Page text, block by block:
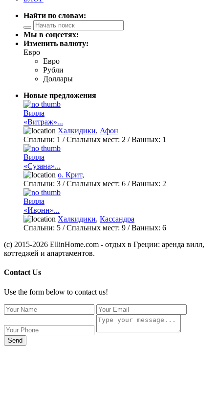
Найти по словам:
Мы в соцсетях:
Изменить валюту:
Евро
Евро
Рубли
Доллары
Новые предложения
Вилла
«Витраж»...
Халкидики, Афон
Спальни: 1 / Спальных мест: 2 /Ванных: 1
Вилла
«Сузана»...
о. Крит,
Спальни: 3 / Спальных мест: 6 /Ванных: 2
Вилла
«Ивонн»...
Халкидики, Кассандра
Спальни: 5 / Спальных мест: 9 /Ванных: 6
(c) 2015-2026 EllinHome.com - отдых в Греции: аренда вилл,
коттеджей и апартаментов.
Contact Us
Use the form below to contact us!
Send